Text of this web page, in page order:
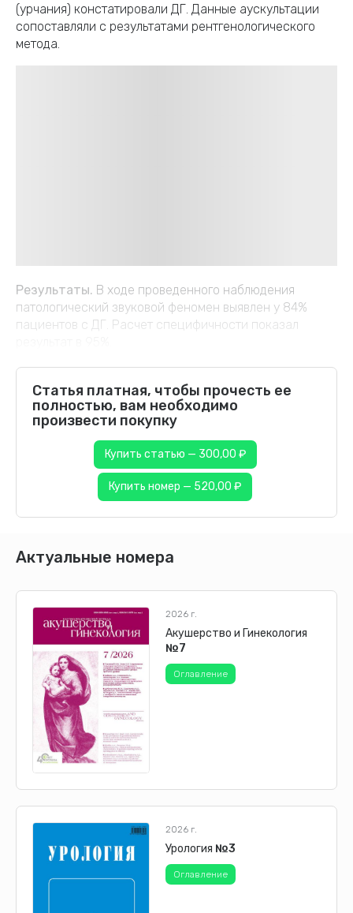
(урчания) констатировали ДГ. Данные аускультации
сопоставляли с результатами рентгенологического
метода.
Результаты. В ходе проведенного наблюдения
патологический звуковой феномен выявлен у 84%
пациентов с ДГ. Расчет специфичности показал
Статья платная, чтобы прочесть ее
полностью, вам необходимо
произвести покупку
Купить статью — 300,00 ₽
Купить номер — 520,00 ₽
Актуальные номера
2026 г.
Акушерство и Гинекология
№7
Оглавление
2026 г.
Урология №3
Оглавление